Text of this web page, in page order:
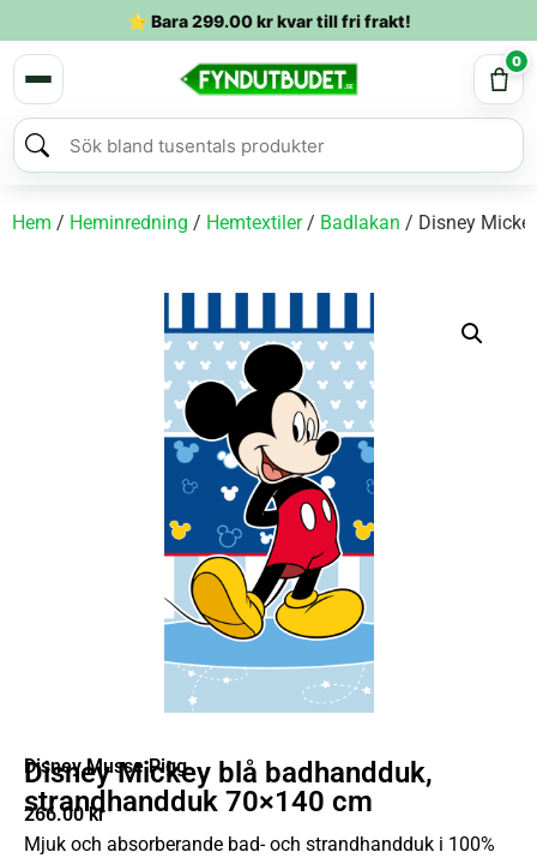
⭐ Bara299.00krkvar till fri frakt!
0
Hem / Heminredning / Hemtextiler/ Badlakan / Disney
Disney Musse Pigg
Disney Mickey blå badhandduk,
strandhandduk 70×140 cm
266.00kr
Mjuk och absorberande bad- och strandhandduk i 100%